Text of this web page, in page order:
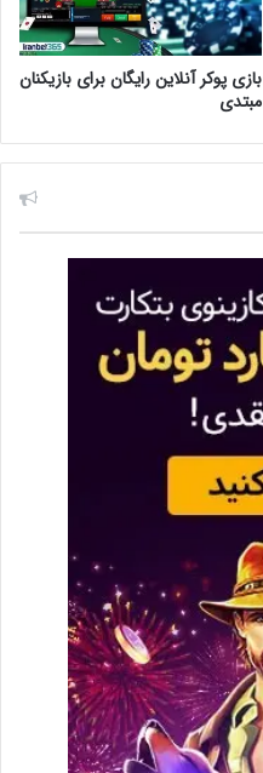
بازی پوکر آنلاین رایگان برای بازیکنان
مبتدی